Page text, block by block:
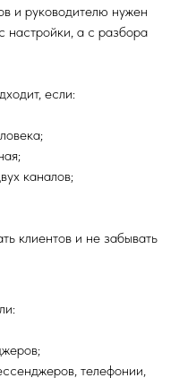
и руководителю нужен
настройки, а с разбора
если:
каналов;
клиентов и не забывать
телефонии,